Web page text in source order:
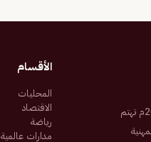
صحيفة إلكترونية سعودية تم تأسيسها عام 2007م تهتم
الأقسام
المحليات
الاقتصاد
رياضة
مدارات عالمية